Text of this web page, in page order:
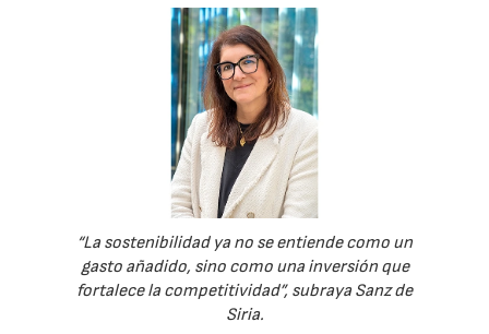
“La sostenibilidad ya no se entiende como un
gasto añadido, sino como una inversión que
fortalece la competitividad”, subraya Sanz de
Siria.